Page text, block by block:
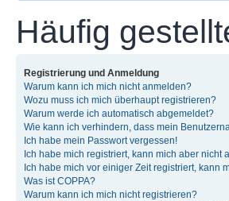
Häufig
Registrierung und Anmeldung
Warum kann ich mich nicht anmelden?
Wozu muss ich mich überhaupt registrieren?
Warum werde ich automatisch abgemeldet?
Wie kann ich verhindern, dass mein
Ich habe mein Passwort vergessen!
Ich habe mich registriert, kann mich aber nicht
Ich habe mich vor einiger Zeit registriert, kann
Was ist COPPA?
Warum kann ich mich nicht registrieren?